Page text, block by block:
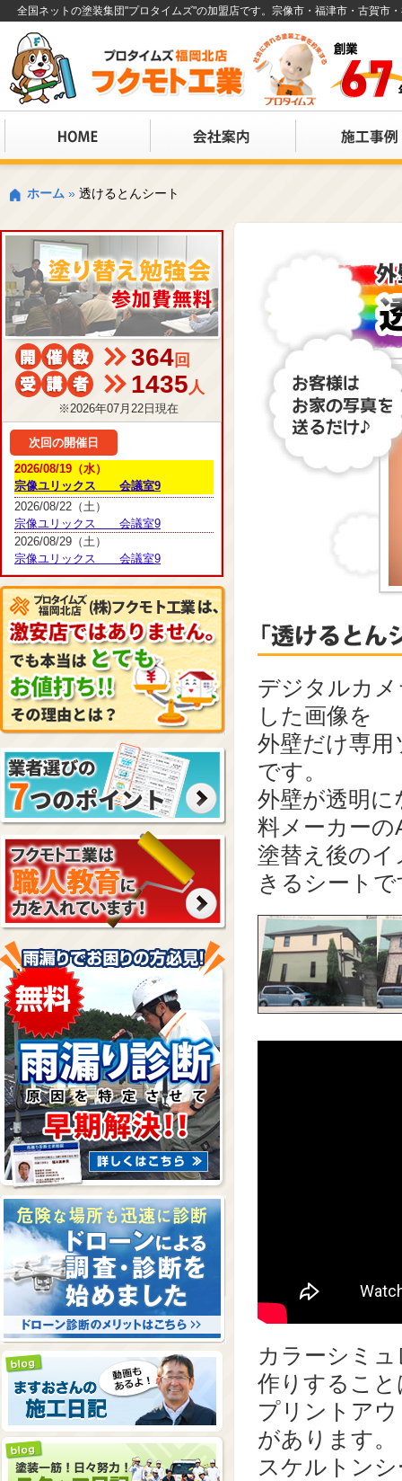
全国ネットの塗装集団"プロタイムズ"の加盟店です。宗像市・福津市・古賀市
ホーム » 透けるとんシート
デジタルカ
した画像を
外壁だけ専
です。
外壁が透明
料メーカー
塗替え後の
きるシート
カラーシミ
作りするこ
プリントア
があります。
スケルトン
364回
1435人
※2026年07月22日現在
次回の開催日
2026/08/19（水）
宗像ユリックス 会議室9
2026/08/22（土）
宗像ユリックス 会議室9
2026/08/29（土）
宗像ユリックス 会議室9